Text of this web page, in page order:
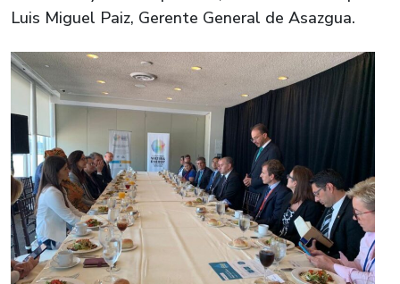
Luis Miguel Paiz, Gerente General de Asazgua.